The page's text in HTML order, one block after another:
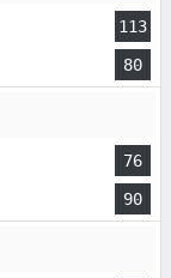
113
80
76
90